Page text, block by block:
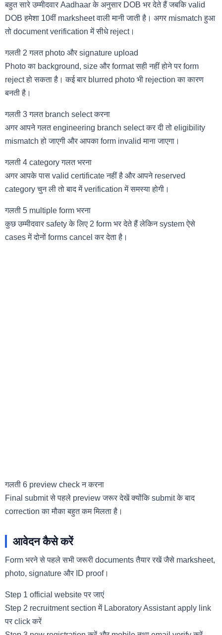
बहुत सारे उम्मीदवार Aadhaar के अनुसार DOB भर देते हैं जबकि valid
DOB हमेशा 10वीं marksheet वाली मानी जाती है। अगर mismatch हुआ
तो document verification में सीधे reject।
गलती 2 गलत photo और signature upload
Photo का background, size और format सही नहीं होने पर form
reject हो सकता है। कई बार blurred photo भी rejection का कारण
बनती है।
गलती 3 गलत branch select करना
अगर आपने गलत engineering branch select कर दी तो eligibility
mismatch हो जाएगी और आपका form invalid माना जाएगा।
गलती 4 category गलत भरना
अगर आपके पास valid certificate नहीं है और आपने reserved
category चुन ली तो बाद में verification में समस्या होगी।
गलती 5 multiple form भरना
कुछ उम्मीदवार safety के लिए 2 form भर देते हैं लेकिन system ऐसे
cases में दोनों forms cancel कर देता है।
गलती 6 preview check न करना
Final submit से पहले preview जरूर देखें क्योंकि submit के बाद
correction का मौका बहुत कम मिलता है।
आवेदन कैसे करें
Form भरने से पहले सभी जरूरी documents तैयार रखें जैसे marksheet,
photo, signature और ID proof।
Step 1 official website पर जाएं
Step 2 recruitment section में Laboratory Assistant apply link
पर click करें